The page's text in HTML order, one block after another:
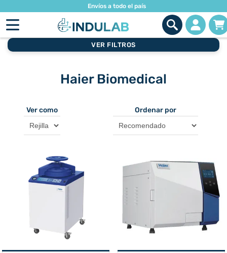
Envíos a todo el país
VER FILTROS
Haier Biomedical
Ver como Ordenar por